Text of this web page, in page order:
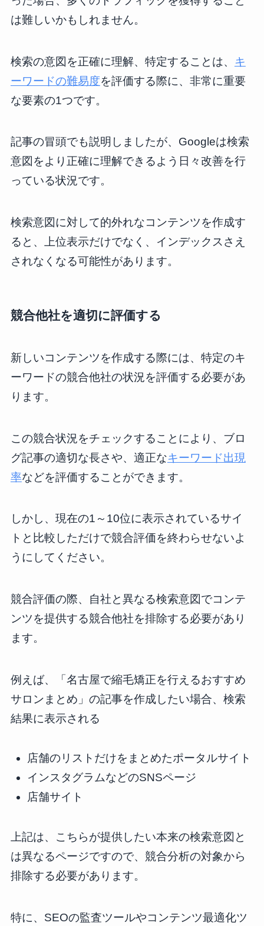
は難しいかもしれません。
検索の意図を正確に理解、特定することは、 キ
ーワードの難易度を評価する際に、非常に重要
な要素の1つです。
記事の冒頭でも説明しましたが、Googleは検索
意図をより正確に理解できるよう日々改善を行
っている状況です。
検索意図に対して的外れなコンテンツを作成す
ると、上位表示だけでなく、インデックスさえ
されなくなる可能性があります。
競合他社を適切に評価する
新しいコンテンツを作成する際には、特定のキ
ーワードの競合他社の状況を評価する必要があ
ります。
この競合状況をチェックすることにより、ブロ
グ記事の適切な長さや、適正なキーワード出現
率などを評価することができます。
しかし、現在の1～10位に表示されているサイ
トと比較しただけで競合評価を終わらせないよ
うにしてください。
競合評価の際、自社と異なる検索意図でコンテ
ンツを提供する競合他社を排除する必要があり
ます。
例えば、「名古屋で縮毛矯正を行えるおすすめ
サロンまとめ」の記事を作成したい場合、検索
結果に表示される
店舗のリストだけをまとめたポータルサイト
インスタグラムなどのSNSページ
店舗サイト
上記は、こちらが提供したい本来の検索意図と
は異なるページですので、競合分析の対象から
排除する必要があります。
特に、SEOの監査ツールやコンテンツ最適化ツ